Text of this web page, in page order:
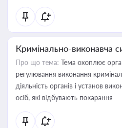
Кримінально-виконавча
Про що тема: Тема охоплює
регулювання виконання
діяльність органів і установ
осіб, які відбувають покарання